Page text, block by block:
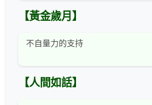
【黃金歲月】
不自量力的支持
【人間如話】